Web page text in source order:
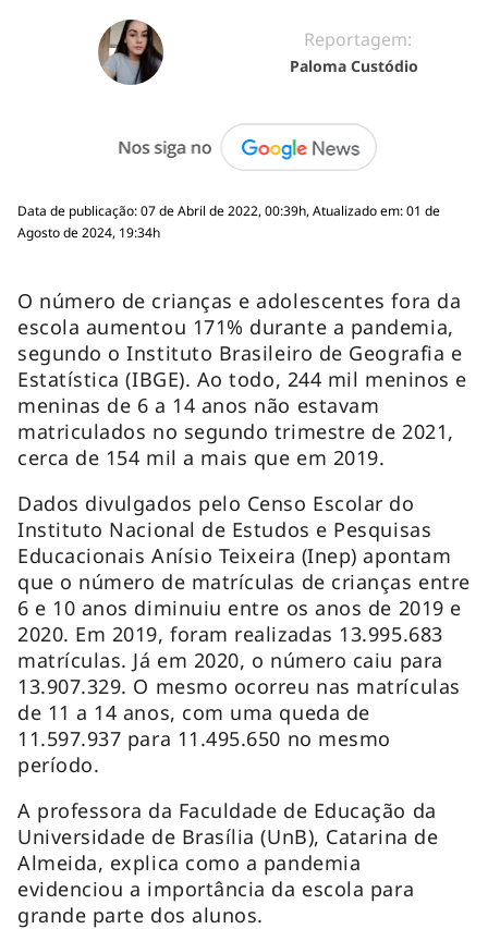
Reportagem:
Paloma Custódio
Data de publicação: 07 de Abril de 2022, 00:39h, Atualizado em: 01 de
Agosto de 2024, 19:34h
O número de crianças e adolescentes fora da
escola aumentou 171% durante a pandemia,
segundo o Instituto Brasileiro de Geografia e
Estatística (IBGE). Ao todo, 244 mil meninos e
meninas de 6 a 14 anos não estavam
matriculados no segundo trimestre de 2021,
cerca de 154 mil a mais que em 2019.
Dados divulgados pelo Censo Escolar do
Instituto Nacional de Estudos e Pesquisas
Educacionais Anísio Teixeira (Inep) apontam
que o número de matrículas de crianças entre
6 e 10 anos diminuiu entre os anos de 2019 e
2020. Em 2019, foram realizadas 13.995.683
matrículas. Já em 2020, o número caiu para
13.907.329. O mesmo ocorreu nas matrículas
de 11 a 14 anos, com uma queda de
11.597.937 para 11.495.650 no mesmo
período.
A professora da Faculdade de Educação da
Universidade de Brasília (UnB), Catarina de
Almeida, explica como a pandemia
evidenciou a importância da escola para
grande parte dos alunos.